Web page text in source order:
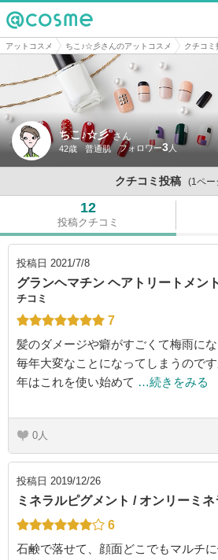
@cosme
アットコスメ ちこ♪☆彡さんのアットコスメ クチコミ
ちこ♪☆彡 さん
42歳 普通肌 3
クチコミ投稿 (1ペー
12
投稿クチコミ
投稿日 2021/7/8
グランヘマチン ヘアトリートメン
チコミ
7
髪のダメージや癖がすごくて梅雨に
毎年大変なことになってしまうので
年はこれを使い始めて …続きをみる
0
投稿日 2019/12/26
ミネラルピグメント / オンリーミ
6
石鹸で落せて、顔面どこでもマルチに